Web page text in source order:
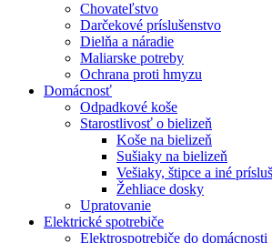
Chovateľstvo
Darčekové príslušenstvo
Dielňa a náradie
Maliarske potreby
Ochrana proti hmyzu
Domácnosť
Odpadkové koše
Starostlivosť o bielizeň
Koše na bielizeň
Sušiaky na bielizeň
Vešiaky, štipce a iné
Žehliace dosky
Upratovanie
Elektrické spotrebiče
Elektrospotrebiče do domácnosti